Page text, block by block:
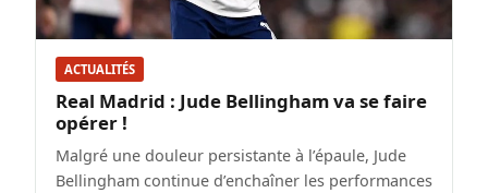
ACTUALITÉS
Real Madrid : Jude Bellingham va se faire
opérer !
Malgré une douleur persistante à l’épaule, Jude
Bellingham continue d’enchaîner les performances